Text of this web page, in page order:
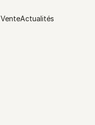
VenteActualités